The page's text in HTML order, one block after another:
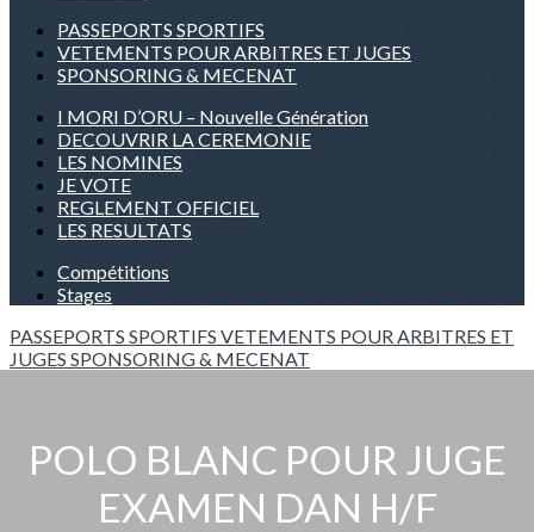
PASSEPORTS SPORTIFS
VETEMENTS POUR ARBITRES ET JUGES
SPONSORING & MECENAT
I MORI D’ORU – Nouvelle Génération
DECOUVRIR LA CEREMONIE
LES NOMINES
JE VOTE
REGLEMENT OFFICIEL
LES RESULTATS
Compétitions
Stages
PASSEPORTS SPORTIFS VETEMENTS POUR ARBITRES ET
JUGES SPONSORING & MECENAT
POLO BLANC POUR JUGE
EXAMEN DAN H/F